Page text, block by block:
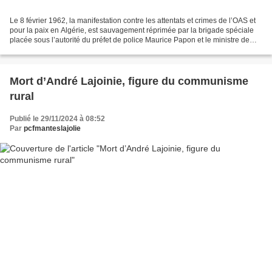
Le 8 février 1962, la manifestation contre les attentats et crimes de l’OAS et
pour la paix en Algérie, est sauvagement réprimée par la brigade spéciale
placée sous l’autorité du préfet de police Maurice Papon et le ministre de
Mort d’André Lajoinie, figure du communisme
rural
Publié le 29/11/2024 à 08:52
Par pcfmanteslajolie